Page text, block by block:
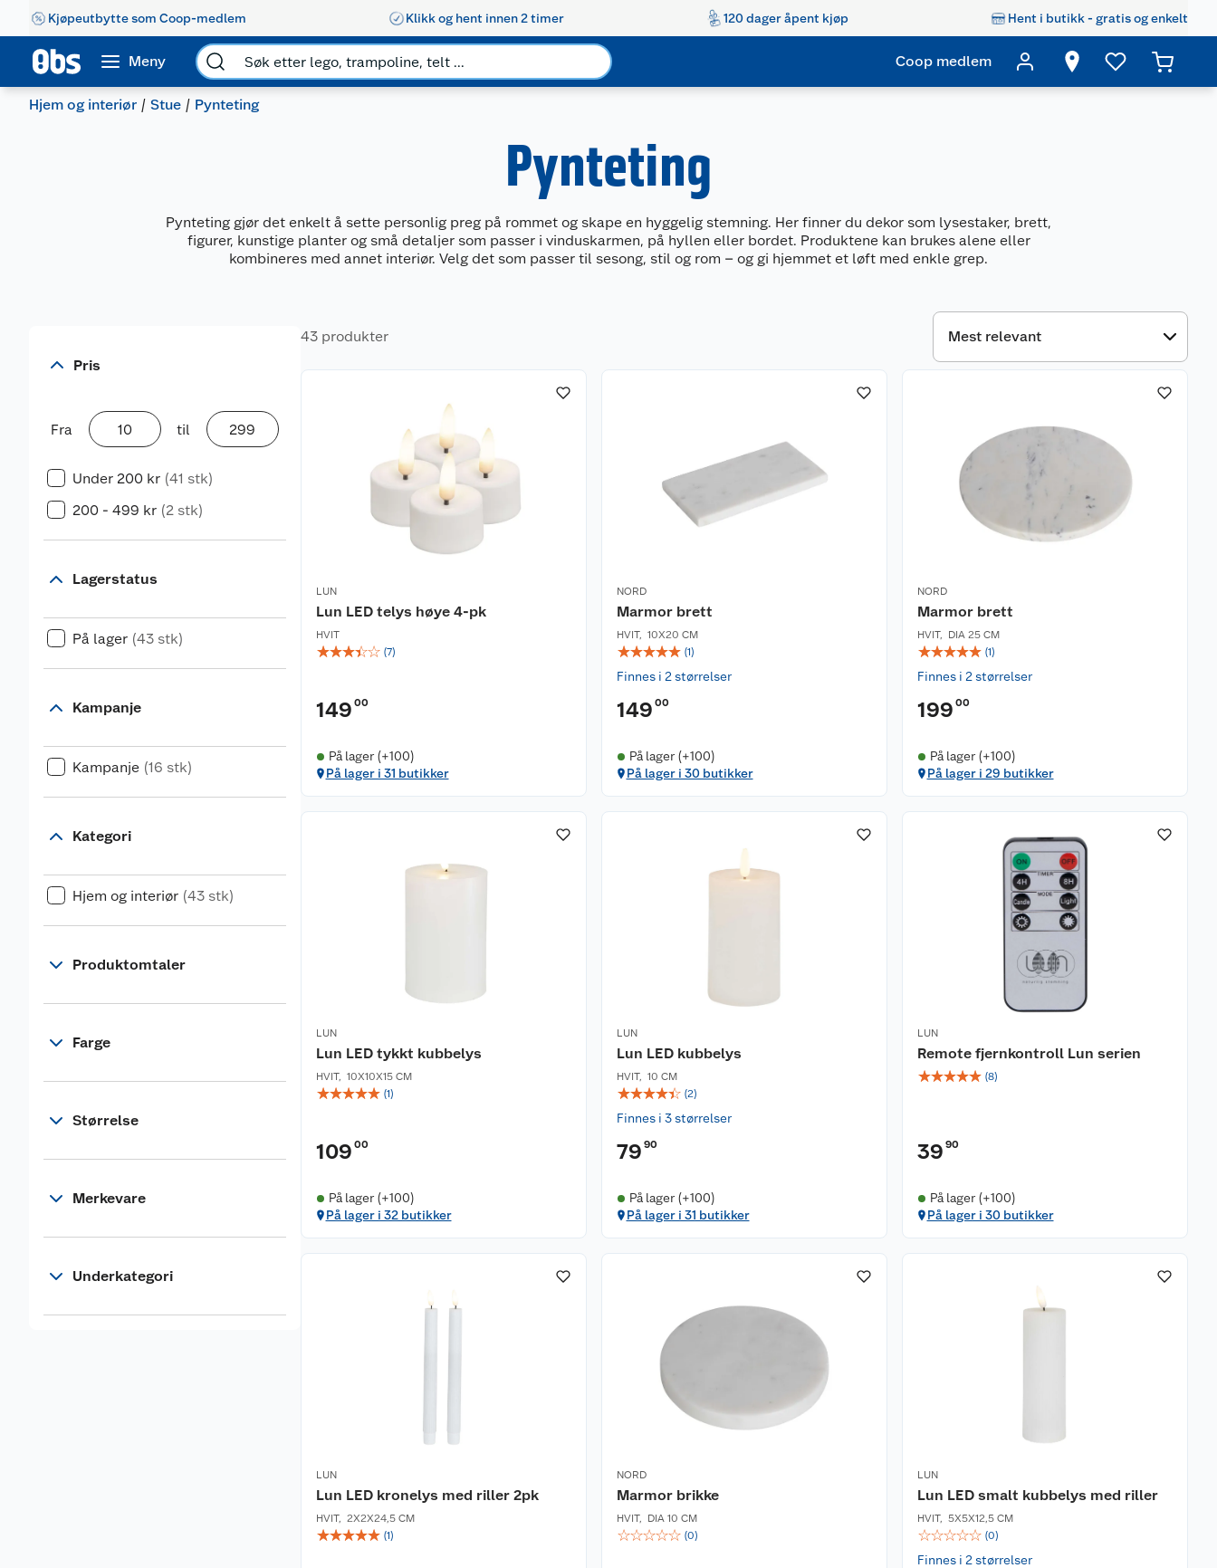
Kjøpeutbytte som Coop-medlem Klikk og hent innen 2 timer 120 dager åpent kjøp Hent i butikk - gratis og enkelt
Meny Coop medlem
Hjem og interiør Stue Pynteting
Pynteting
Pynteting gjør det enkelt å sette personlig preg på rommet og skape en hyggelig stemning. Her finner du dekor som lysestaker, brett,
figurer, kunstige planter og små detaljer som passer i vinduskarmen, på hyllen eller bordet. Produktene kan brukes alene eller
kombineres med annet interiør. Velg det som passer til sesong, stil og rom – og gi hjemmet et løft med enkle grep.
Pris
Fra til
Under 200 kr (41 stk)
200 - 499 kr (2 stk)
Lagerstatus
På lager (43 stk)
Kampanje
Kampanje (16 stk)
Kategori
Hjem og interiør (43 stk)
Produktomtaler
Farge
Størrelse
Merkevare
Underkategori
43 produkter
LUN
Lun LED telys høye 4-pk
HVIT
☆☆☆☆☆ (7)
149 00
På lager (+100)
På lager i 31 butikker
NORD
Marmor brett
HVIT, 10X20 CM
☆☆☆☆☆ (1)
Finnes i 2 størrelser
149 00
På lager (+100)
På lager i 30 butikker
NORD
Marmor brett
HVIT, DIA 25 CM
☆☆☆☆☆ (1)
Finnes i 2 størrelser
199 00
På lager (+100)
På lager i 29 butikker
LUN
Lun LED tykkt kubbelys
HVIT, 10X10X15 CM
☆☆☆☆☆ (1)
109 00
På lager (+100)
På lager i 32 butikker
LUN
Lun LED kubbelys
HVIT, 10 CM
☆☆☆☆☆ (2)
Finnes i 3 størrelser
79 90
På lager (+100)
På lager i 31 butikker
LUN
Remote fjernkontroll Lun serien
☆☆☆☆☆ (8)
39 90
På lager (+100)
På lager i 30 butikker
LUN
Lun LED kronelys med riller 2pk
HVIT, 2X2X24,5 CM
☆☆☆☆☆ (1)
NORD
Marmor brikke
HVIT, DIA 10 CM
☆☆☆☆☆ (0)
LUN
Lun LED smalt kubbelys med riller
HVIT, 5X5X12,5 CM
☆☆☆☆☆ (0)
Finnes i 2 størrelser